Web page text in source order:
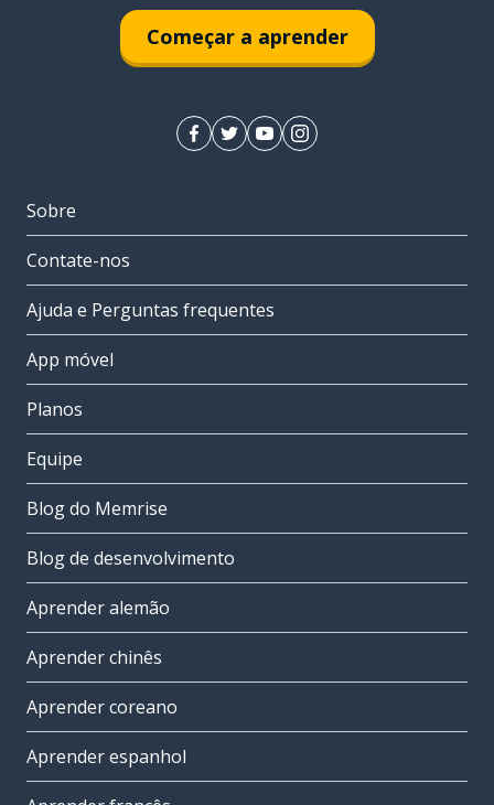
Começar a aprender
Sobre
Contate-nos
Ajuda e Perguntas frequentes
App móvel
Planos
Equipe
Blog do Memrise
Blog de desenvolvimento
Aprender alemão
Aprender chinês
Aprender coreano
Aprender espanhol